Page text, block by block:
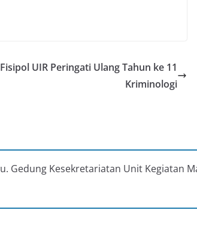
UIR Peringati Ulang Tahun ke 11
Kriminologi
Gedung Kesekretariatan Unit Kegiatan